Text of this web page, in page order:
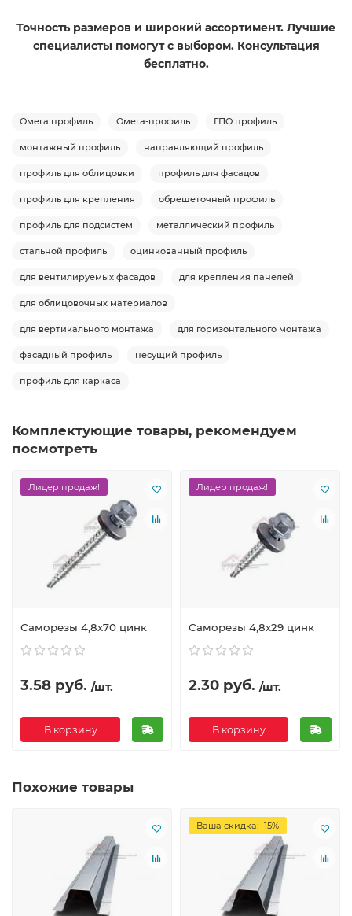
Точность размеров и широкий ассортимент. Лучшие
специалисты помогут с выбором. Консультация
бесплатно.
Омега профиль Омега-профиль ГПО профиль
монтажный профиль направляющий профиль
профиль для облицовки профиль для фасадов
профиль для крепления обрешеточный профиль
профиль для подсистем металлический профиль
стальной профиль оцинкованный профиль
для вентилируемых фасадов для крепления панелей
для облицовочных материалов
для вертикального монтажа для горизонтального монтажа
фасадный профиль несущий профиль
профиль для каркаса
Комплектующие товары, рекомендуем
посмотреть
Лидер продаж!
Саморезы 4,8х70 цинк
3.58 руб. /шт.
В корзину
Лидер продаж!
Саморезы 4,8х29 цинк
2.30 руб. /шт.
В корзину
Похожие товары
Ваша скидка: -15%